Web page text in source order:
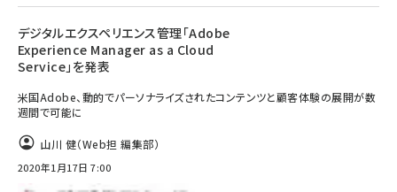
デジタルエクスペリエンス管理「Adobe
Experience Manager as a Cloud
Service」を発表
米国Adobe、動的でパーソナライズされたコンテンツと顧客体験の展開が数
週間で可能に
山川 健（Web担 編集部）
2020年1月17日 7:00